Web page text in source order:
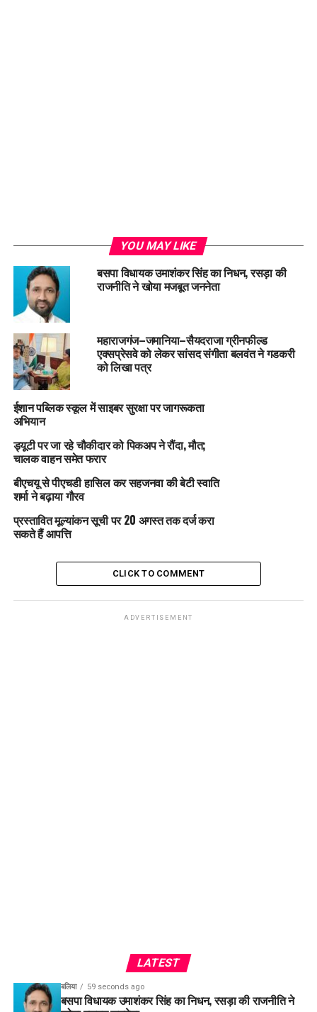
YOU MAY LIKE
बसपा विधायक उमाशंकर सिंह का निधन, रसड़ा की
राजनीति ने खोया मजबूत जननेता
महाराजगंज–जमानिया–सैयदराजा ग्रीनफील्ड
एक्सप्रेसवे को लेकर सांसद संगीता बलवंत ने गडकरी
को लिखा पत्र
ईशान पब्लिक स्कूल में साइबर सुरक्षा पर जागरूकता
अभियान
ड्यूटी पर जा रहे चौकीदार को पिकअप ने रौंदा, मौत;
चालक वाहन समेत फरार
बीएचयू से पीएचडी हासिल कर सहजनवा की बेटी स्वाति
शर्मा ने बढ़ाया गौरव
प्रस्तावित मूल्यांकन सूची पर 20 अगस्त तक दर्ज करा
सकते हैं आपत्ति
CLICK TO COMMENT
ADVERTISEMENT
LATEST
बलिया 59 seconds ago
बसपा विधायक उमाशंकर सिंह का निधन, रसड़ा की राजनीति ने